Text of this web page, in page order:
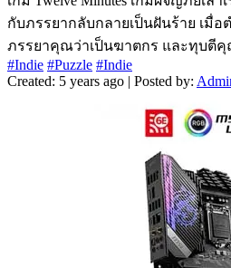
กับภรรยากลับกลายเป็นฝันร้าย เมื่อ
ภรรยาคุณว่าเป็นฆาตกร และทุบตี
#Indie #Puzzle #Indie
Created: 5 years ago | Posted by: